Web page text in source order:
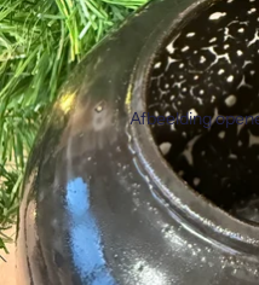
Afbeelding